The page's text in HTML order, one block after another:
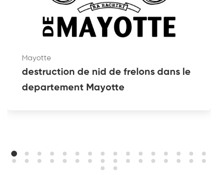
Mayotte
destruction de nid de frelons dans le
departement Mayotte